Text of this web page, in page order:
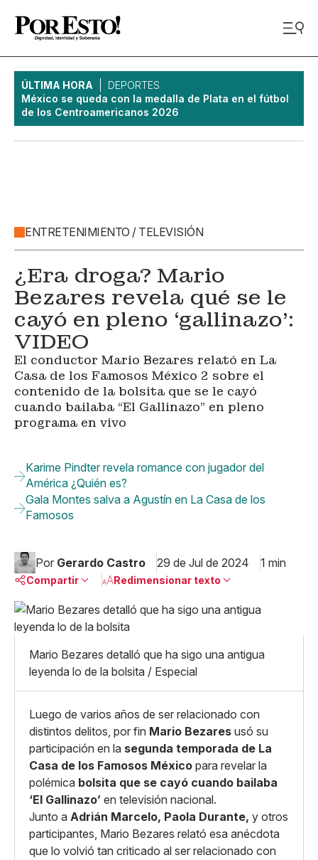
ÚLTIMA HORA
DEPORTES
México se queda con la medalla de Plata en el fútbol
de los Centroamericanos 2026
ENTRETENIMIENTO / TELEVISIÓN
¿Era droga? Mario
Bezares revela qué se le
cayó en pleno ‘gallinazo’:
VIDEO
El conductor Mario Bezares relató en La
Casa de los Famosos México 2 sobre el
contenido de la bolsita que se le cayó
cuando bailaba “El Gallinazo” en pleno
programa en vivo
Karime Pindter revela romance con jugador del
América ¿Quién es?
Gala Montes salva a Agustín en La Casa de los
Famosos
Por Gerardo Castro 29 de Jul de 2024 1 min
Compartir
Linkedin
X
Whatsapp
Copiar enlace
Redimensionar texto
Grande
Mario Bezares detalló que ha sigo una antigua
leyenda lo de la bolsita / Especial
Luego de varios años de ser relacionado con
distintos delitos, por fin Mario Bezares usó su
participación en la segunda temporada de La
Casa de los Famosos México para revelar la
polémica bolsita que se cayó cuando bailaba
‘El Gallinazo’ en televisión nacional.
Junto a Adrián Marcelo, Paola Durante, y otros
participantes, Mario Bezares relató esa anécdota
que lo volvió tan criticado al ser relacionado con